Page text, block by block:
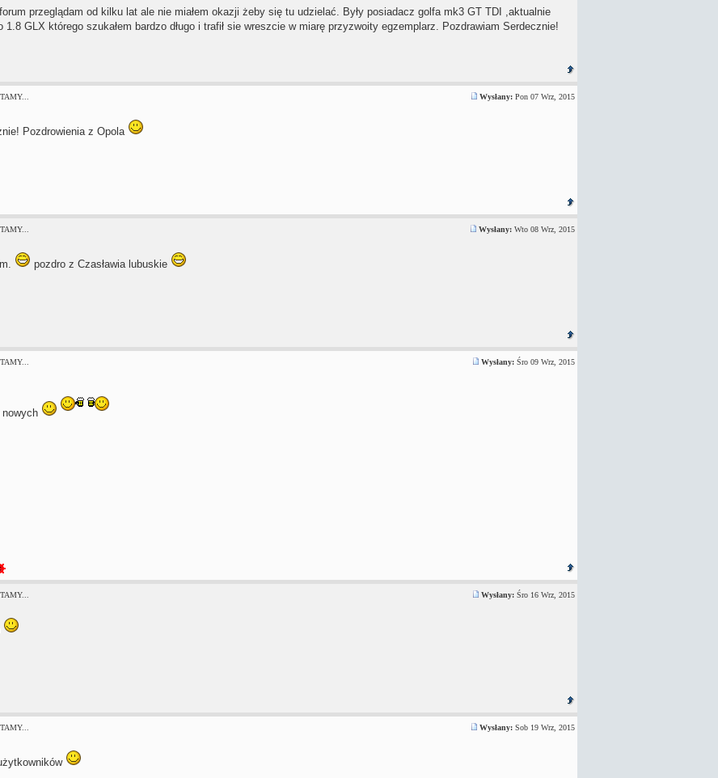
przeglądam od kilku lat ale nie miałem okazji żeby się tu udzielać. Były posiadacz golfa mk3 GT TDI ,aktualnie
1.8 GLX którego szukałem bardzo długo i trafił sie wreszcie w miarę przyzwoity egzemplarz. Pozdrawiam Serdecznie!
Wysłany:Pon 07 Wrz, 2015
Pozdrowienia z Opola
Wysłany:Wto 08 Wrz, 2015
pozdro z Czasławia lubuskie
Wysłany:Śro 09 Wrz, 2015
Wysłany:Śro 16 Wrz, 2015
Wysłany:Sob 19 Wrz, 2015